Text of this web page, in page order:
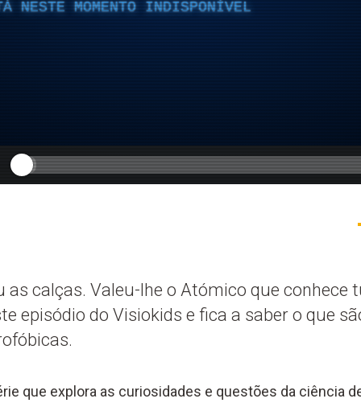
NESTE MOMENTO INDISPONÍVEL
as calças. Valeu-lhe o Atómico que conhece
episódio do Visiokids e fica a saber o que
que explora as curiosidades e questões da ciência